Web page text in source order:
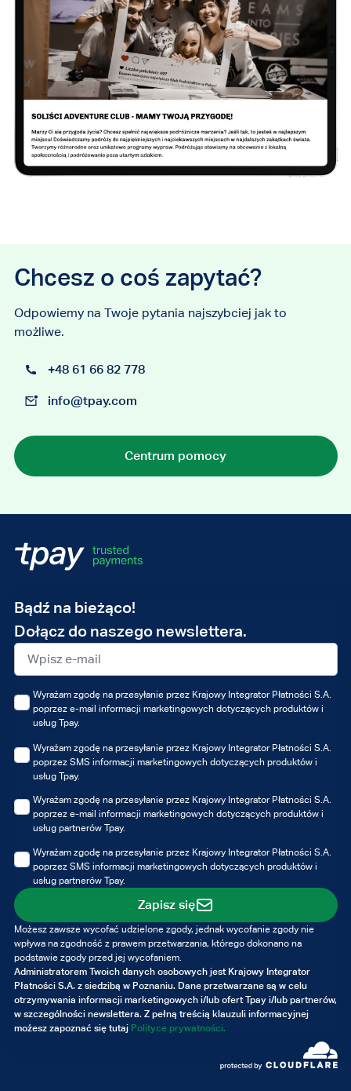
Chcesz o coś zapytać?
Odpowiemy na Twoje pytania najszybciej jak to
możliwe.
+48 61 66 82 778
info@tpay.com
Centrum pomocy
Bądź na bieżąco!
Dołącz do naszego newslettera.
Adres
e-
mail
Wyrażam zgodę na przesyłanie przez Krajowy Integrator Płatności S.A.
poprzez e-mail informacji marketingowych dotyczących produktów i
usług Tpay.
Wyrażam zgodę na przesyłanie przez Krajowy Integrator Płatności S.A.
poprzez SMS informacji marketingowych dotyczących produktów i
usług Tpay.
Wyrażam zgodę na przesyłanie przez Krajowy Integrator Płatności S.A.
poprzez e-mail informacji marketingowych dotyczących produktów i
usług partnerów Tpay.
Wyrażam zgodę na przesyłanie przez Krajowy Integrator Płatności S.A.
poprzez SMS informacji marketingowych dotyczących produktów i
usług partnerów Tpay.
Zapisz się
Możesz zawsze wycofać udzielone zgody, jednak wycofanie zgody nie
wpływa na zgodność z prawem przetwarzania, którego dokonano na
podstawie zgody przed jej wycofaniem.
Administratorem Twoich danych osobowych jest Krajowy Integrator
Płatności S.A. z siedzibą w Poznaniu. Dane przetwarzane są w celu
otrzymywania informacji marketingowych i/lub ofert Tpay i/lub partnerów,
w szczególności newslettera. Z pełną treścią klauzuli informacyjnej
możesz zapoznać się tutaj Polityce prywatności.